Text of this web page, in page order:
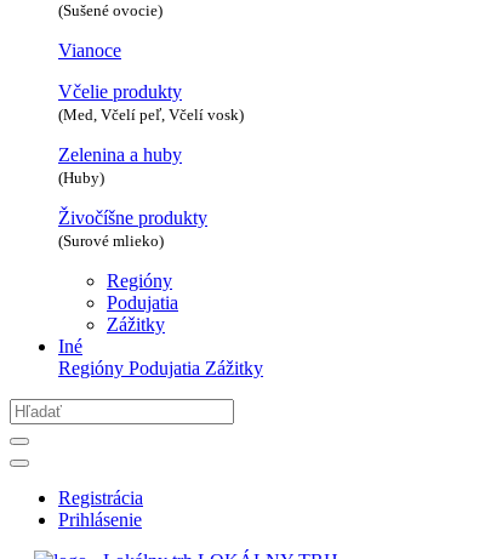
(Sušené ovocie)
Vianoce
Včelie produkty
(Med, Včelí peľ, Včelí vosk)
Zelenina a huby
(Huby)
Živočíšne produkty
(Surové mlieko)
Regióny
Podujatia
Zážitky
Iné
Regióny Podujatia Zážitky
Registrácia
Prihlásenie